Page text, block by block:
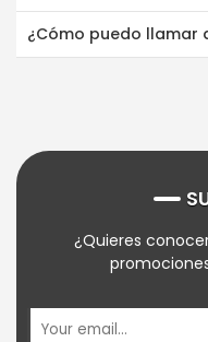
¿Cómo puedo llamar
¿Quieres